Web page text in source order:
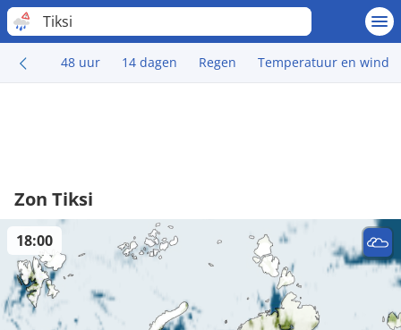
Tiksi
48 uur 14 dagen Regen Temperatuur en wind
Zon Tiksi
18:00